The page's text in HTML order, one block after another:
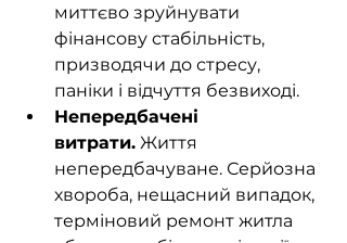
миттєво зруйнувати
фінансову стабільність,
призводячи до стресу,
паніки і відчуття безвиході.
Непередбачені
витрати. Життя
непередбачуване. Серйозна
хвороба, нещасний випадок,
терміновий ремонт житла